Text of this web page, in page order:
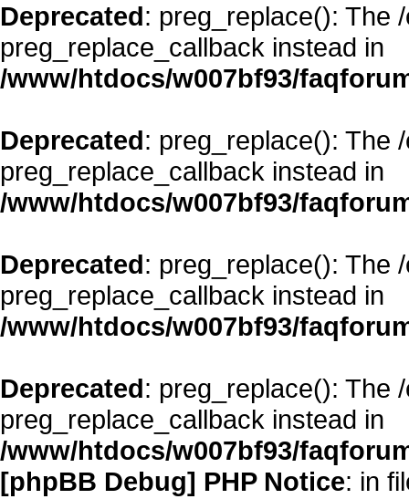
Deprecated: preg_replace(): The
preg_replace_callback instead in
/www/htdocs/w007bf93/
Deprecated: preg_replace(): The
preg_replace_callback instead in
/www/htdocs/w007bf93/
Deprecated: preg_replace(): The
preg_replace_callback instead in
/www/htdocs/w007bf93/
Deprecated: preg_replace(): The
preg_replace_callback instead in
/www/htdocs/w007bf93/
[phpBB Debug] PHP Notice: in